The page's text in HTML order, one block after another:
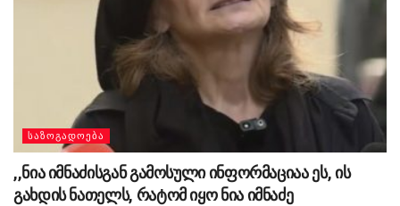
ᲡᲐᲖᲝᲒᲐᲓᲝᲔᲑᲐ
,,ნია იმნაძისგან გამოსული ინფორმაციაა ეს, ის
გახდის ნათელს, რატომ იყო ნია იმნაძე